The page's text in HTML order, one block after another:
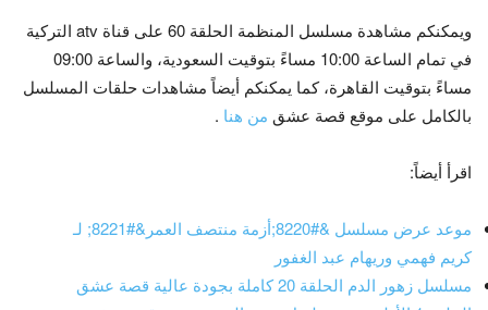
ويمكنكم مشاهدة مسلسل المنظمة الحلقة 60 على قناة atv التركية
في تمام الساعة 10:00 مساءً بتوقيت السعودية، والساعة 09:00
مساءً بتوقيت القاهرة، كما يمكنكم أيضاً مشاهدات حلقات المسلسل
بالكامل على موقع قصة عشق من هنا .
اقرأ أيضاً:
موعد عرض مسلسل &#8220;أزمة منتصف العمر&#8221; لـ
كريم فهمي وريهام عبد الغفور
مسلسل زهور الدم الحلقة 20 كاملة بجودة عالية قصة عشق